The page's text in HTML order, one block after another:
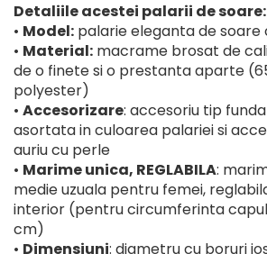
Detaliile acestei palarii de soare:
• Model: palarie eleganta de
• Material: macrame brosat de
de o finete si o prestanta aparte
polyester)
• Accesorizare: accesoriu tip
asortata in culoarea palariei si
auriu cu perle
• Marime unica, REGLABILA:
medie uzuala pentru femei,
interior (pentru circumferinta
cm)
• Dimensiuni: diametru cu boruri